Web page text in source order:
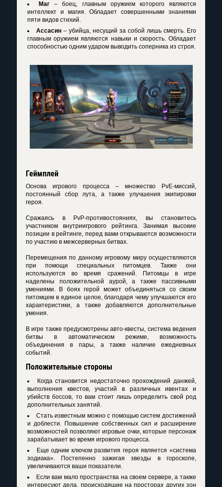
Маг – боец, главным оружием которого являются
интеллект и магия. Обладает совершенными знаниями
пяти видов стихий.
Ассасин – убийца, несущий за собой лишь смерть. Его
главным оружием являются навыки и скорость. Обладает
способностью одним ударом выводить соперника из строя.
Геймплей
Основа игрового процесса – множество PvE-миссий,
постоянный сбор лута, а также улучшения экипировки
героя.
Сражаясь в PvP-противостояниях, вы становитесь
участником внутриигрового рейтинга. Занимая высокие
позиции в рейтинге, перед вами открываются возможности
по участию в межсерверных битвах.
Перемещения по данному игровому миру осуществляются
при помощи специальных питомцев. Также они
используются во время сражений. Питомцы в игре
наделены положительной аурой, а также пассивными
умениями. В боях герой может объединяться со своим
питомцем в единое целое, благодаря чему улучшаются его
характеристики, а также добавляются дополнительные
умения.
В игре также предусмотрены авто-квесты, система ведения
битвы в автоматическом режиме, возможность
объединения в пары, а также наличие ежедневных
событий.
Положительные стороны
Когда становится недостаточно прохождений данжей,
выполнения квестов, участий в различных ивентах и
убийств боссов, то вам стоит лишь определить свой род
дополнительных занятий.
Стать известным можно с помощью систем достижений
и доблести. Повышение собственных сил и расширение
возможностей позволяют игровые очки, которые персонаж
зарабатывает во время игрового процесса.
Еще одним ключом развития героя является «система
зодиака». Постепенно зажигая звезды в гороскопе,
увеличиваются ваши показатели.
Если вам мало пространства на своем сервере, а также
интересуют дела, происходящие на просторах других зон